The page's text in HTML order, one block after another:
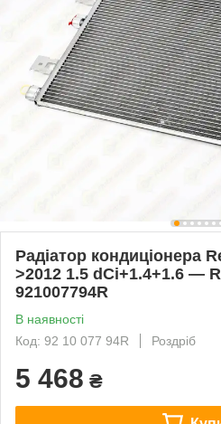
Радіатор кондиціонера
>2012 1.5 dCi+1.4+1.6 —
921007794R
В наявності
Код: 92 10 077 94R
Роздріб
5 468 ₴